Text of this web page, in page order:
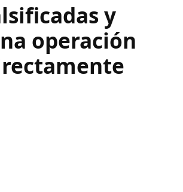
y
operación